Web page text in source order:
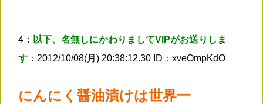
4： 以下、名無しにかわりましてVIPがお送りしま
す ：2012/10/08(月) 20:38:12.30 ID：xveOmpKdO
にんにく醤油漬けは世界一